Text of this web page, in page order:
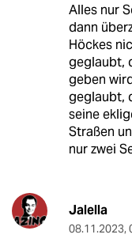
Alles nur
dann
Höckes
geglaubt,
geben
geglaubt,
seine
Straßen
nur zwei
Jalella
08.11.2023,